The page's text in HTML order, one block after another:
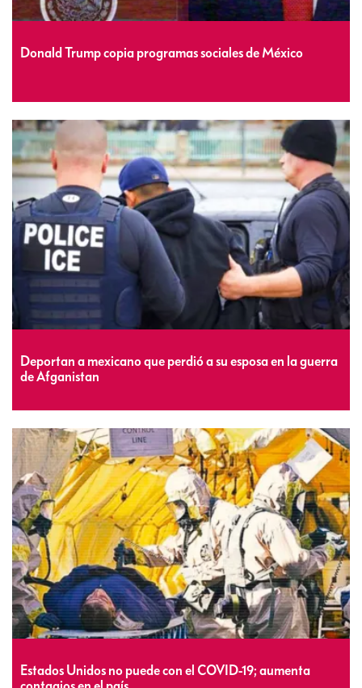
Donald Trump copia programas sociales de México
Deportan a mexicano que perdió a su esposa en la guerra
de Afganistan
Estados Unidos no puede con el COVID-19; aumenta